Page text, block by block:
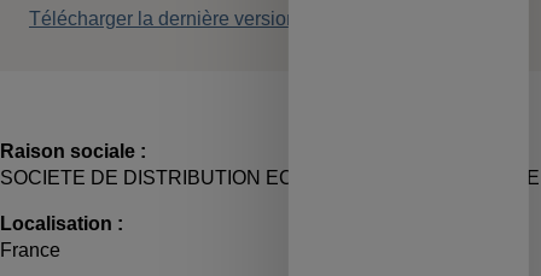
Télécharger la dernière version des CGV
Raison sociale :
SOCIETE DE DISTRIBUTION ECOLOGIQUE DE BRETAGNE
Localisation :
France